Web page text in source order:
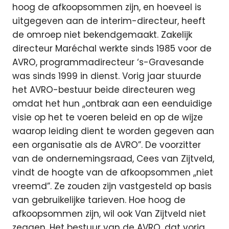
hoog de afkoopsommen zijn, en hoeveel is
uitgegeven aan de interim-directeur, heeft
de omroep niet bekendgemaakt. Zakelijk
directeur Maréchal werkte sinds 1985 voor de
AVRO, programmadirecteur ‘s-Gravesande
was sinds 1999 in dienst. Vorig jaar stuurde
het AVRO-bestuur beide directeuren weg
omdat het hun ,,ontbrak aan een eenduidige
visie op het te voeren beleid en op de wijze
waarop leiding dient te worden gegeven aan
een organisatie als de AVRO”. De voorzitter
van de ondernemingsraad, Cees van Zijtveld,
vindt de hoogte van de afkoopsommen ,,niet
vreemd”. Ze zouden zijn vastgesteld op basis
van gebruikelijke tarieven. Hoe hoog de
afkoopsommen zijn, wil ook Van Zijtveld niet